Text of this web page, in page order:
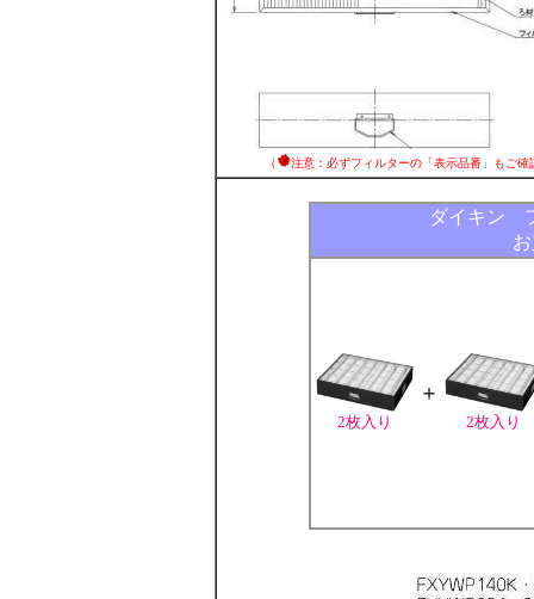
（ 注意：必ずフィルターの「表示品番」もご確
ダイキン
2枚入り
＋
2枚入り